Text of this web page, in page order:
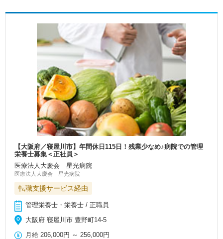
【大阪府／寝屋川市】年間休日115日！残業少なめ♪病院での管理
栄養士募集＜正社員＞
医療法人大慶会 星光病院
医療法人大慶会 星光病院
転職支援サービス経由
管理栄養士・栄養士 / 正職員
大阪府 寝屋川市 豊野町14-5
月給 206,000円 ～ 256,000円